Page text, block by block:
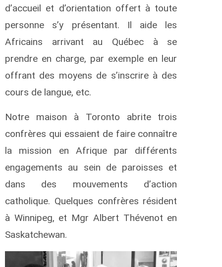
d’accueil et d’orientation offert à toute
personne s’y présentant. Il aide les
Africains arrivant au Québec à se
prendre en charge, par exemple en leur
offrant des moyens de s’inscrire à des
cours de langue, etc.
Notre maison à Toronto abrite trois
confrères qui essaient de faire connaître
la mission en Afrique par différents
engagements au sein de paroisses et
dans des mouvements d’action
catholique. Quelques confrères résident
à Winnipeg, et Mgr Albert Thévenot en
Saskatchewan.